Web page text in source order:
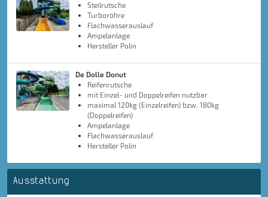
Steilrutsche
Turboröhre
Flachwasserauslauf
Ampelanlage
Hersteller Polin
De Dolle Donut
Reifenrutsche
mit Einzel- und Doppelreifen nutzbar
maximal 120kg (Einzelreifen) bzw. 180kg
(Doppelreifen)
Ampelanlage
Flachwasserauslauf
Hersteller Polin
Ausstattung